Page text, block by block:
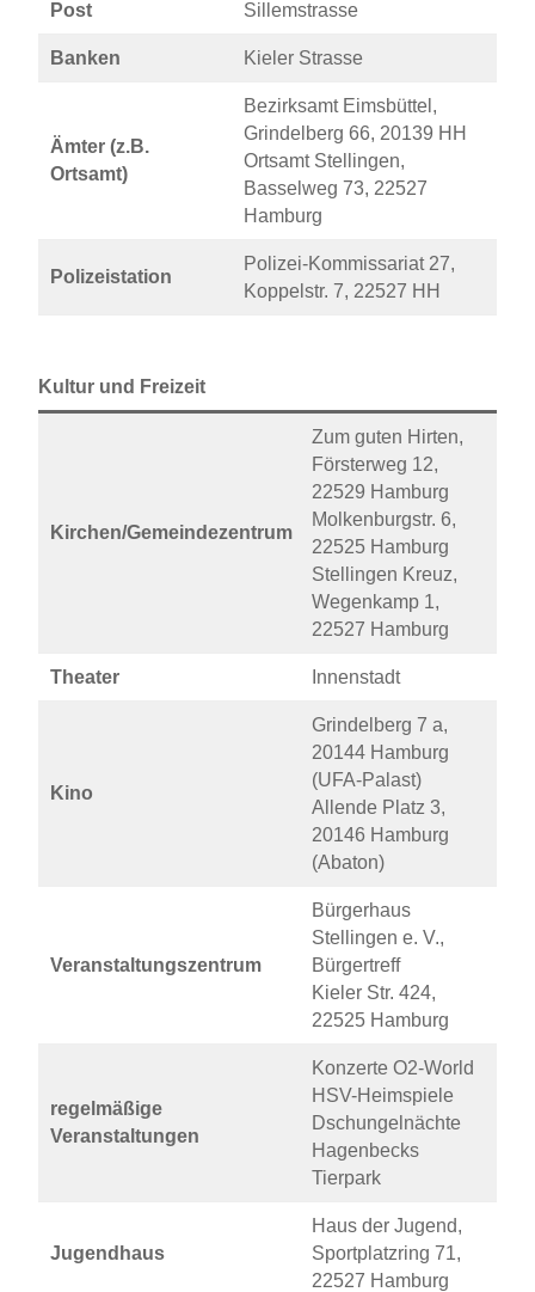
Post Sillemstrasse
Banken Kieler Strasse
Ämter (z.B.
Ortsamt)
Bezirksamt Eimsbüttel,
Grindelberg 66, 20139 HH
Ortsamt Stellingen,
Basselweg 73, 22527
Hamburg
Polizeistation
Polizei-Kommissariat 27,
Koppelstr. 7, 22527 HH
Kultur und Freizeit
Kirchen/Gemeindezentrum
Zum guten Hirten,
Försterweg 12,
22529 Hamburg
Molkenburgstr. 6,
22525 Hamburg
Stellingen Kreuz,
Wegenkamp 1,
22527 Hamburg
Theater Innenstadt
Kino
Grindelberg 7 a,
20144 Hamburg
(UFA-Palast)
Allende Platz 3,
20146 Hamburg
(Abaton)
Veranstaltungszentrum
Bürgerhaus
Stellingen e. V.,
Bürgertreff
Kieler Str. 424,
22525 Hamburg
regelmäßige
Veranstaltungen
Konzerte O2-World
HSV-Heimspiele
Dschungelnächte
Hagenbecks
Tierpark
Jugendhaus
Haus der Jugend,
Sportplatzring 71,
22527 Hamburg